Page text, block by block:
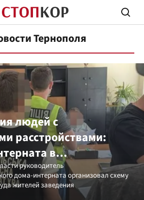
Тернополя
людей с
расстройствами:
в
области получил
торговле людьми
руководитель
дома-интерната организовал схему
жителей заведения